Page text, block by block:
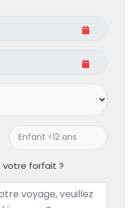
votre forfait ?